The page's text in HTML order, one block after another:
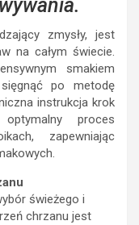
zmysły, jest
na całym świecie.
smakiem
po metodę
instrukcja krok
proces
zapewniając
świeżego i
chrzanu jest